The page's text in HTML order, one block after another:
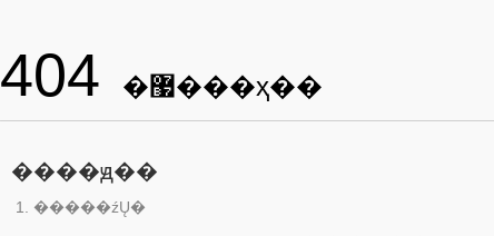
404 �޷���ҳ��
����ԭ��
�����źŲ�